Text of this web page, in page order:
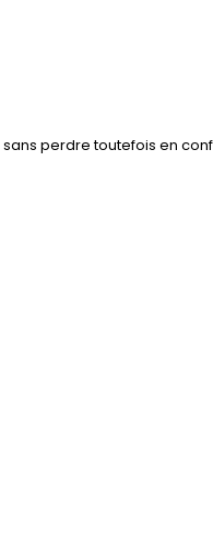
sans perdre toutefois en